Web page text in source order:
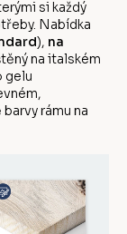
si každý
Nabídka
), na
na italském
gelu
barvy rámu na